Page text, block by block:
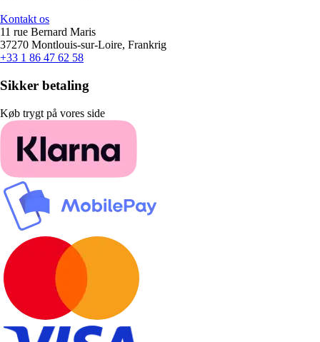
Kontakt os
11 rue Bernard Maris
37270 Montlouis-sur-Loire, Frankrig
+33 1 86 47 62 58
Sikker betaling
Køb trygt på vores side